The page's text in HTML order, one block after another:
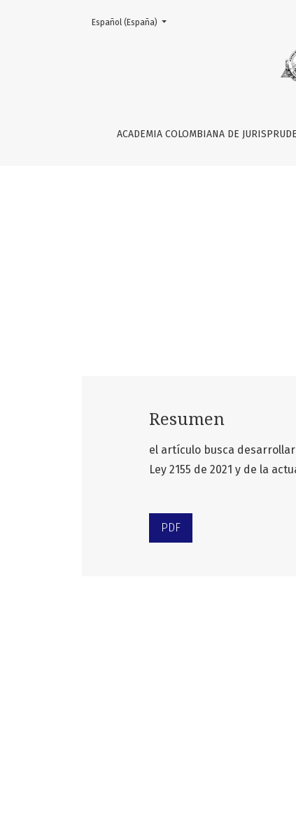
TRIBUTOS Y REGLA FISCAL
ACADEMIA COLOMBIANA DE
Change the language. The current language is:
Español (España)
Resumen
el artículo busca
Ley 2155 de 2021 y de la
PDF